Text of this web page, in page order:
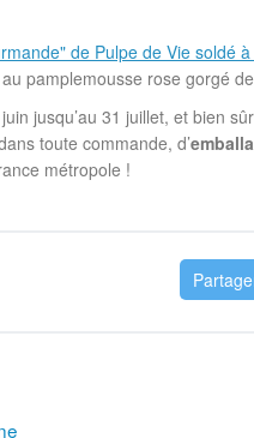
de Pulpe de Vie soldé
pamplemousse rose gorgé
jusqu’au 31 juillet, et bien
toute commande, d’
métropole !